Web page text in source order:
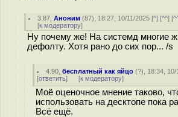
3.87 ,Аноним (87), 18:27, 10/11/2025 [^] [^^] [
[к модератору]
Ну почему же! На системд многие
дефолту. Хотя рано до сих пор... /s
4.90 ,бесплатный как яйцо (?), 18:34, 10/
[ответить] [к модератору]
Моё оценочное мнение таково,
использовать на десктопе пока
Всё ещё.